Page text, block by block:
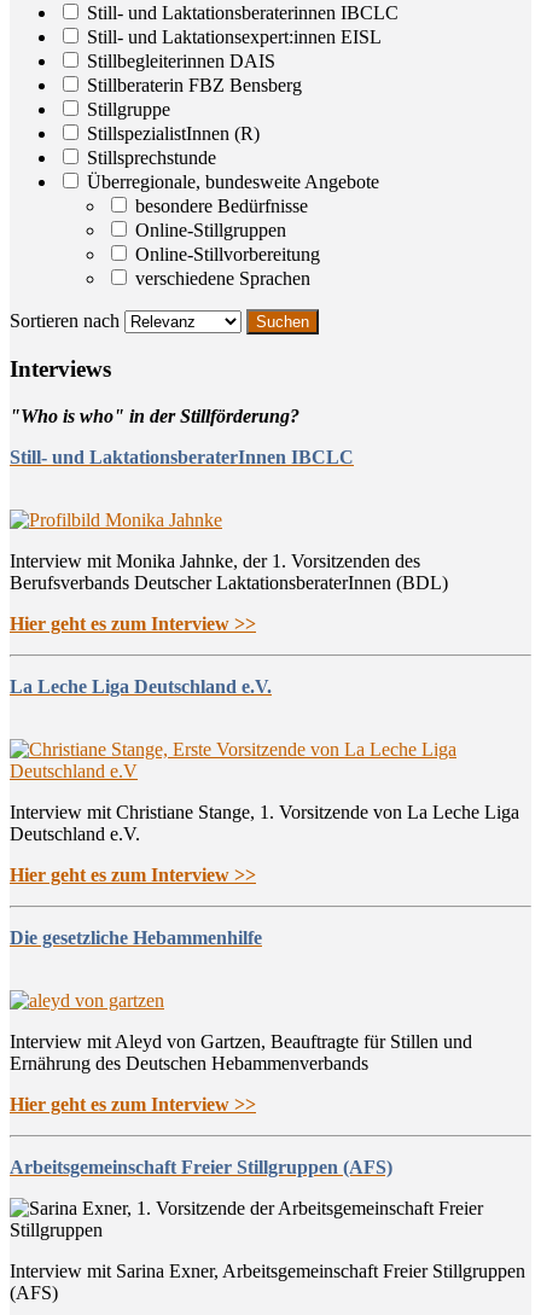
Still- und Laktationsberaterinnen IBCLC
Still- und Laktationsexpert:innen EISL
Stillbegleiterinnen DAIS
Stillberaterin FBZ Bensberg
Stillgruppe
StillspezialistInnen (R)
Stillsprechstunde
Überregionale, bundesweite Angebote
besondere Bedürfnisse
Online-Stillgruppen
Online-Stillvorbereitung
verschiedene Sprachen
Sortieren nach
Inter­views
"Who is who" in der Stillförderung?
Still- und LaktationsberaterInnen IBCLC
Interview mit Monika Jahnke, der 1. Vorsitzenden des
Berufsverbands Deutscher LaktationsberaterInnen (BDL)
Hier geht es zum Interview >>
La Leche Liga Deutschland e.V.
Interview mit Christiane Stange, 1. Vorsitzende von La Leche Liga
Deutschland e.V.
Hier geht es zum Interview >>
Die gesetzliche Hebammenhilfe
Interview mit Aleyd von Gartzen, Beauftragte für Stillen und
Ernährung des Deutschen Hebammenverbands
Hier geht es zum Interview >>
Arbeitsgemeinschaft Freier Stillgruppen (AFS)
Interview mit Sarina Exner, Arbeitsgemeinschaft Freier Stillgruppen
(AFS)